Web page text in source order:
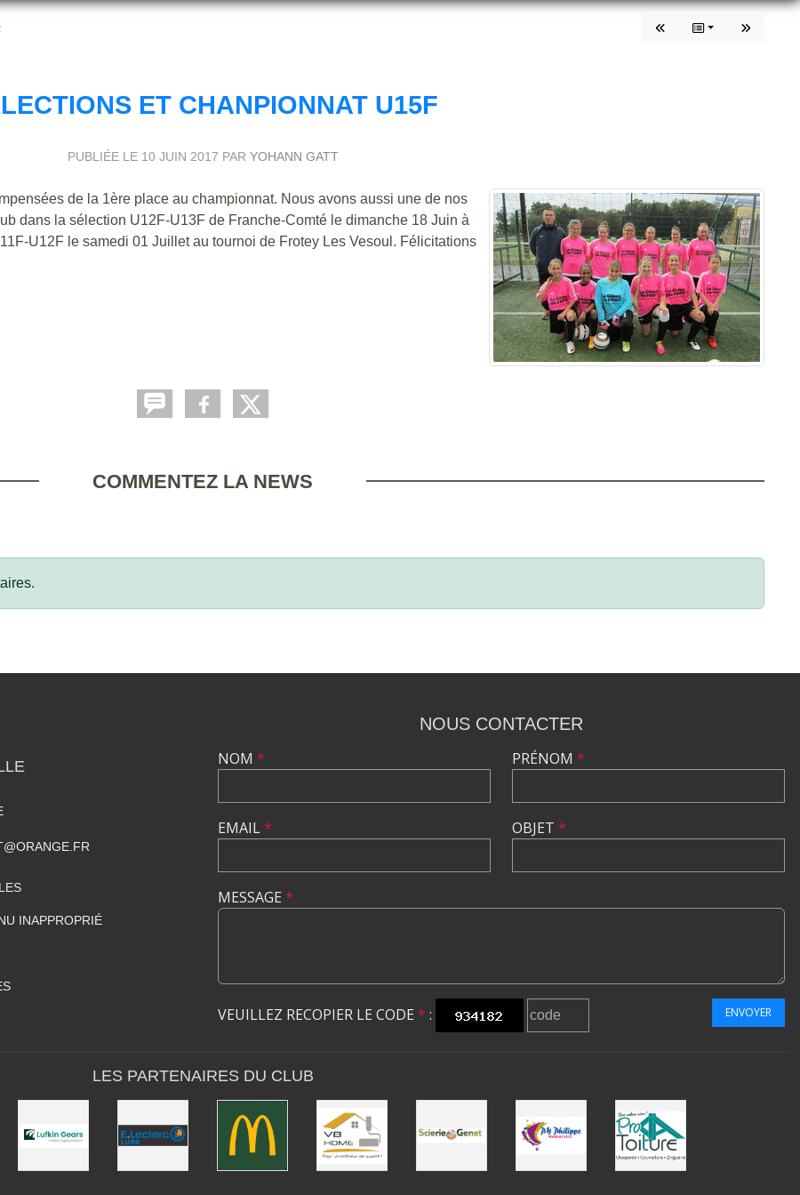
ET CHANPIONNAT U15F
PUBLIÉE LE 10 JUIN 2017 PAR YOHANN GATT
de la 1ère place au championnat. Nous avons aussi une de nos
dans la sélection U12F-U13F de Franche-Comté le dimanche 18 Juin à
U12F le samedi 01 Juillet au tournoi de Frotey Les Vesoul. Félicitations
COMMENTEZ LA NEWS
INAPPROPRIÉ
NOUS CONTACTER
NOM *
EMAIL*
PRÉNOM *
OBJET *
MESSAGE *
VEUILLEZ RECOPIER LE CODE * : ENVOYER
LES PARTENAIRES DU CLUB